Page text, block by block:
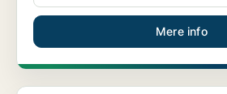
Mere info